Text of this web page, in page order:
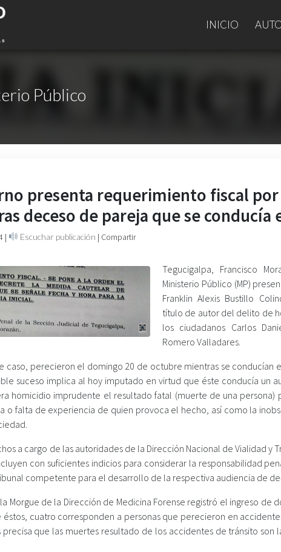
INICIO
Público
presenta requerimiento fiscal
deceso de pareja que se conducía
| Escuchar publicación | Compartir
Tegucigalpa, Francisco
Ministerio Público (MP)
Franklin Alexis Bustillo
título de autor del delito de
los ciudadanos Carlos
Romero Valladares.
caso, perecieron el domingo 20 de octubre mientras se
suceso implica al hoy imputado en virtud que éste conducía un
homicidio imprudente el resultado fatal (muerte de una
o falta de experiencia de quien provoca el hecho, así como la
a cargo de las autoridades de la Dirección Nacional de Vialidad y
con suficientes indicios para considerar la responsabilidad
competente para el desarrollo de la respectiva audiencia de
Morgue de la Dirección de Medicina Forense registró el ingreso de
cuatro corresponden a personas que perecieron en
que las muertes resultado de los accidentes de tránsito son